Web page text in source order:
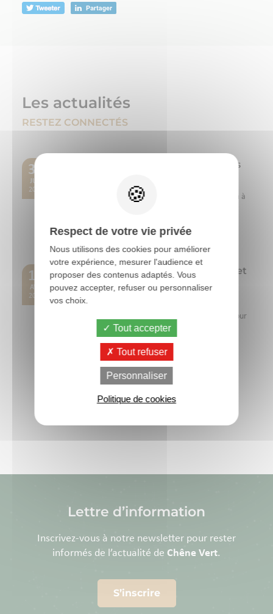
Les actualités
RESTEZ CONNECTÉS
30
JUIL
2026
Chêne Vert vous donne rendez-vous
Du 15 au 17 septembre 2026, Chêne Vert participera à
17
AVR
2026
OVOCHECK : l’audit pour identifier et
réduire les zones à risque dans le
ramassage des oeufs
OVOCHECK est un audit technique innovant conçu pour
améliorer la qualité des œufs en élevage avicole. En
identifiant précisément les zones à...
Lire la suite
Lettre d’information
Inscrivez-vous à notre newsletter pour rester
informés de l’actualité de Chêne Vert.
S’inscrire
Respect de votre vie privée
Nous utilisons des cookies pour améliorer
votre expérience, mesurer l'audience et
proposer des contenus adaptés. Vous
pouvez accepter, refuser ou personnaliser
vos choix.
Tout accepter
Tout refuser
Personnaliser
Politique de cookies